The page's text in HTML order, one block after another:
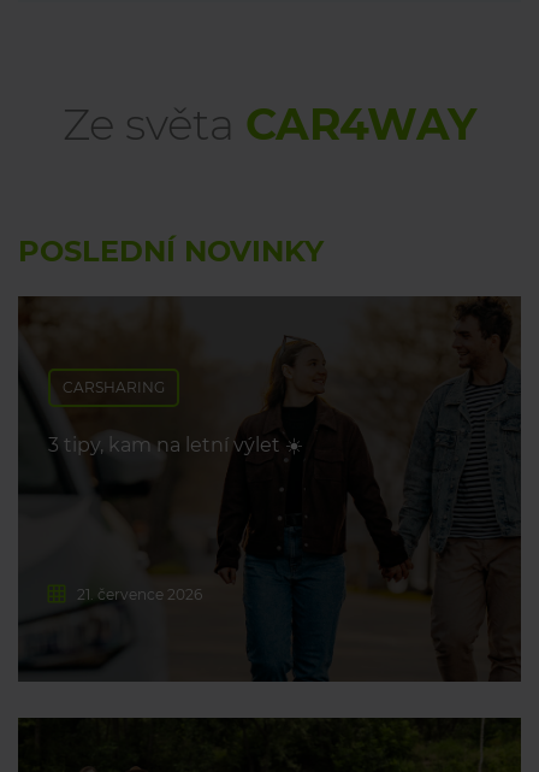
Ze světa CAR4WAY
POSLEDNÍ NOVINKY
CARSHARING
3 tipy, kam na letní výlet ☀️
21. července 2026